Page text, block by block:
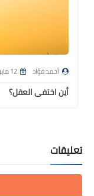
أحمد فؤاد 12 مايو 2026
أين اختفى العقل؟
تعليقات